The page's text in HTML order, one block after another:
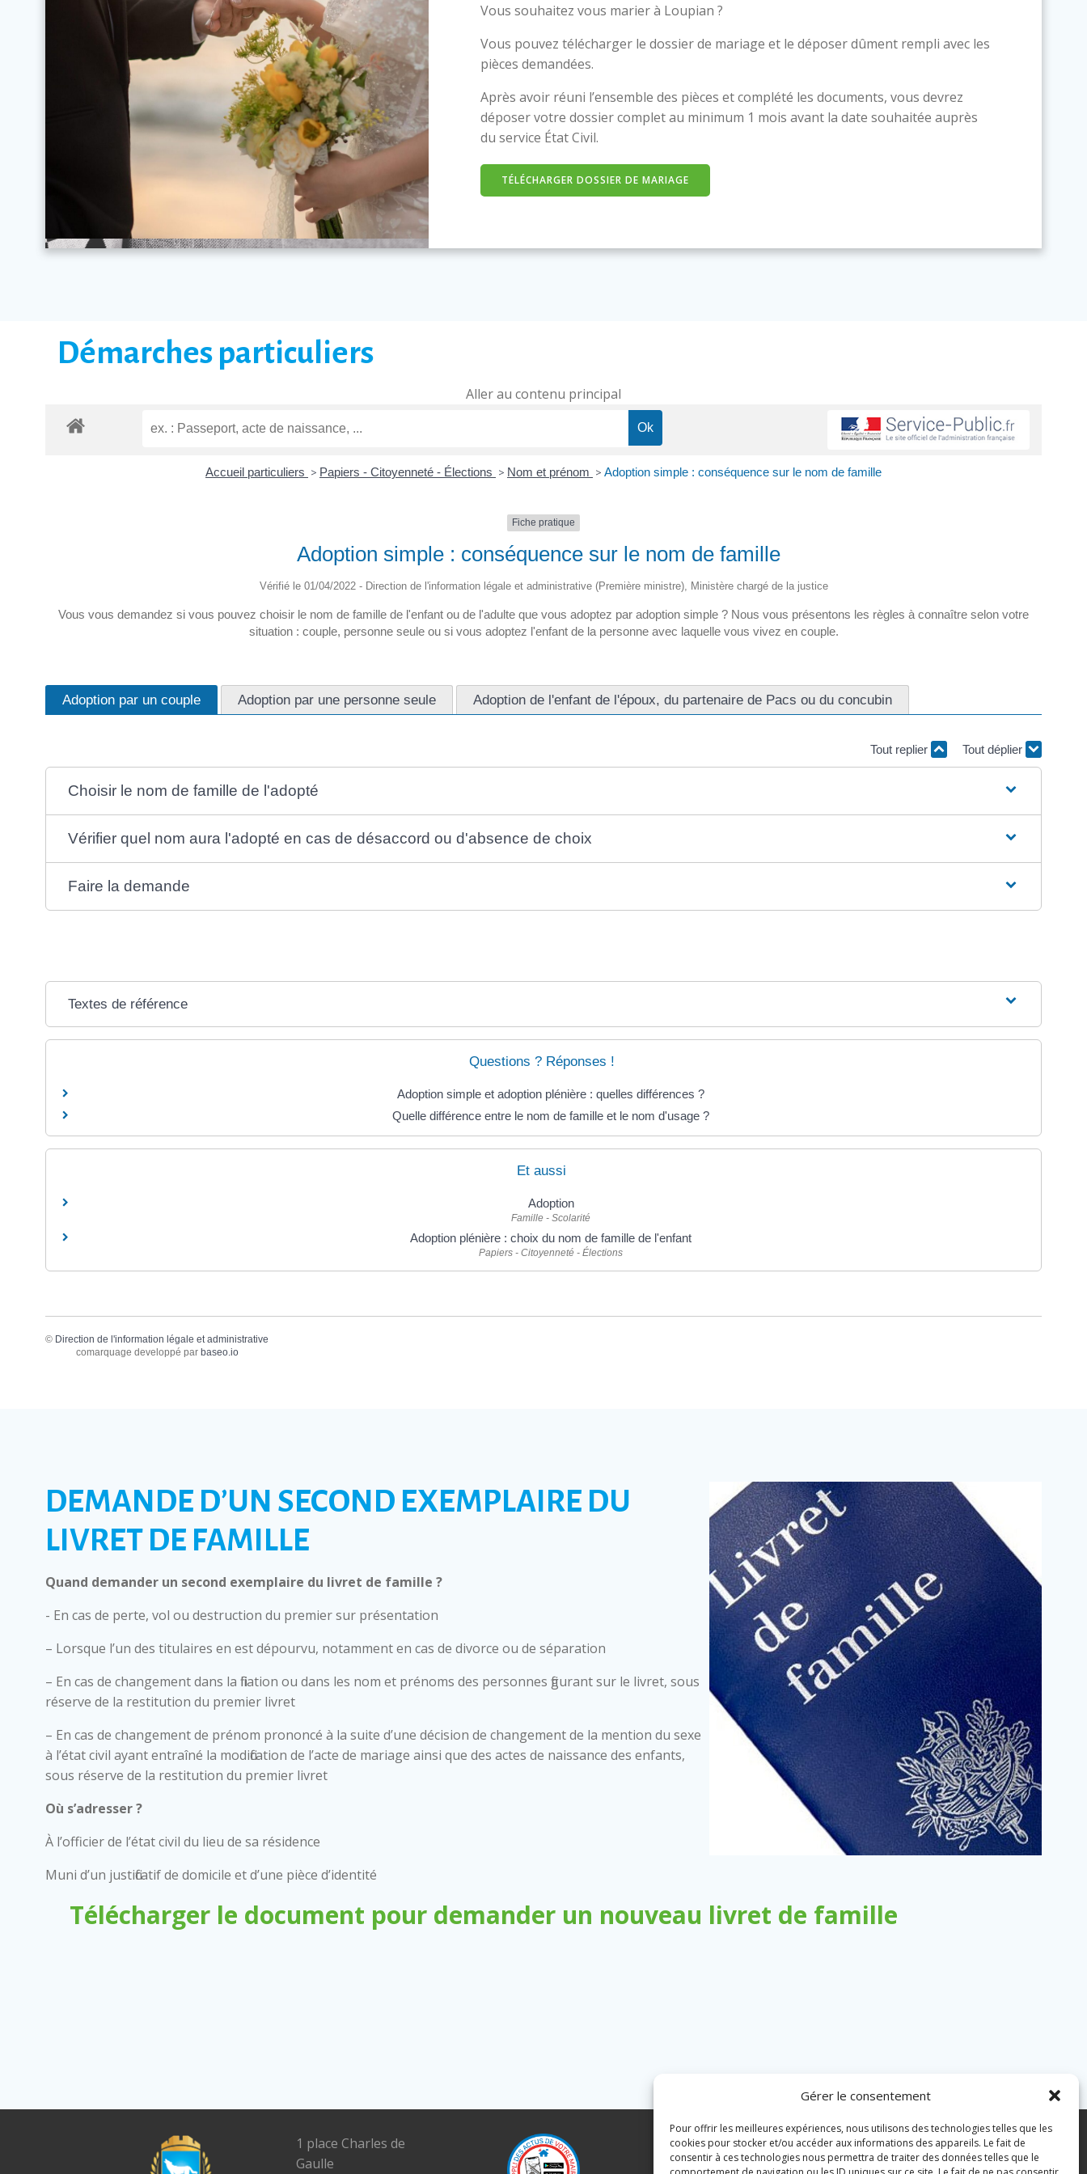
Gérer le consentement
Pour offrir les meilleures expériences, nous utilisons des technologies telles que les
cookies pour stocker et/ou accéder aux informations des appareils. Le fait de
consentir à ces technologies nous permettra de traiter des données telles que le
Vous souhaitez vous marier à Loupian ?
Vous pouvez télécharger le dossier de mariage et le déposer dûment rempli avec les
pièces demandées.
Après avoir réuni l’ensemble des pièces et complété les documents, vous devrez
déposer votre dossier complet au minimum 1 mois avant la date souhaitée auprès
du service État Civil.
TÉLÉCHARGER DOSSIER DE MARIAGE
Démarches particuliers
Aller au contenu principal
Accueil particuliers > Papiers - Citoyenneté - Élections > Nom et prénom > Adoption simple : conséquence sur le nom de famille
Fiche pratique
Adoption simple : conséquence sur le nom de famille
Vérifié le 01/04/2022 - Direction de l'information légale et administrative (Première ministre), Ministère chargé de la justice
Vous vous demandez si vous pouvez choisir le nom de famille de l'enfant ou de l'adulte que vous adoptez par adoption simple ? Nous vous présentons les règles à connaître selon votre
situation : couple, personne seule ou si vous adoptez l'enfant de la personne avec laquelle vous vivez en couple.
Adoption par un couple Adoption par une personne seule Adoption de l'enfant de l'époux, du partenaire de Pacs ou du concubin
Tout replier Tout déplier
Choisir le nom de famille de l'adopté
Vérifier quel nom aura l'adopté en cas de désaccord ou d'absence de choix
Faire la demande
Textes de référence
Questions ? Réponses !
Adoption simple et adoption plénière : quelles différences ?
Quelle différence entre le nom de famille et le nom d'usage ?
Et aussi
Adoption
Famille - Scolarité
Adoption plénière : choix du nom de famille de l'enfant
Papiers - Citoyenneté - Élections
© Direction de l'information légale et administrative
comarquage developpé par baseo.io
DEMANDE D’UN SECOND EXEMPLAIRE DU
LIVRET DE FAMILLE
Quand demander un second exemplaire du livret de famille ?
- En cas de perte, vol ou destruction du premier sur présentation
– Lorsque l’un des titulaires en est dépourvu, notamment en cas de divorce ou de séparation
– En cas de changement dans la filiation ou dans les nom et prénoms des personnes figurant sur le livret, sous
réserve de la restitution du premier livret
– En cas de changement de prénom prononcé à la suite d’une décision de changement de la mention du sexe
à l’état civil ayant entraîné la modification de l’acte de mariage ainsi que des actes de naissance des enfants,
sous réserve de la restitution du premier livret
Où s’adresser ?
À l’officier de l’état civil du lieu de sa résidence
Muni d’un justificatif de domicile et d’une pièce d’identité
Télécharger le document pour demander un nouveau livret de famille
1 place Charles de
Gaulle
Tél. : 04 67 43 82 07
E-mail :